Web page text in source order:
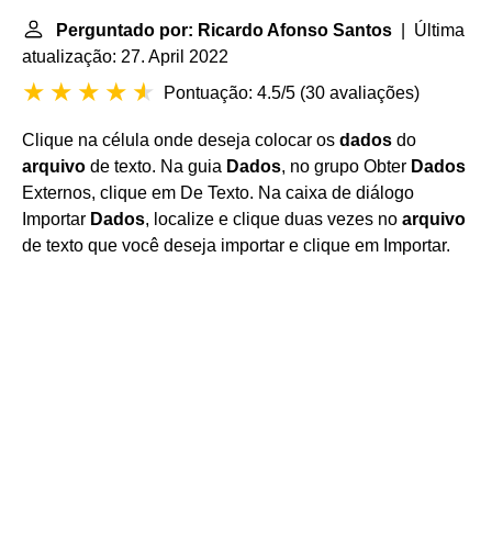
Perguntado por: Ricardo Afonso Santos | Última
atualização: 27. April 2022
Pontuação: 4.5/5 (30 avaliações)
Clique na célula onde deseja colocar os dados do
arquivo de texto. Na guia Dados, no grupo Obter Dados
Externos, clique em De Texto. Na caixa de diálogo
Importar Dados, localize e clique duas vezes no arquivo
de texto que você deseja importar e clique em Importar.